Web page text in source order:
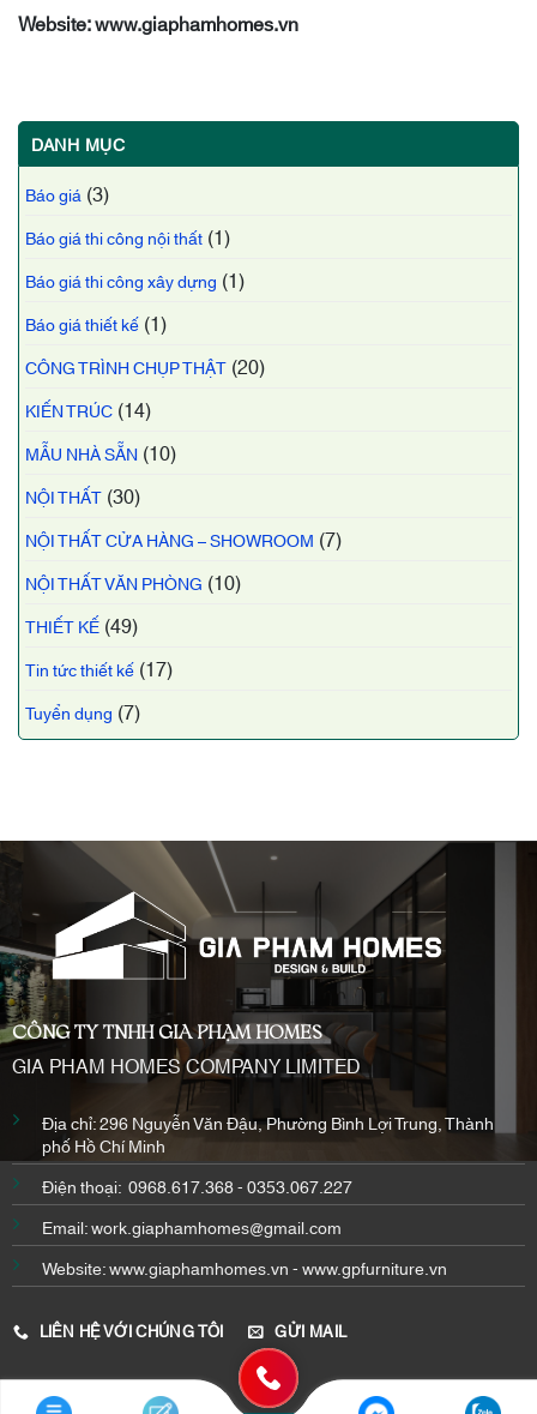
Website: www.giaphamhomes.vn
DANH MỤC
Báo giá (3)
Báo giá thi công nội thất (1)
Báo giá thi công xây dựng (1)
Báo giá thiết kế (1)
CÔNG TRÌNH CHỤP THẬT (20)
KIẾN TRÚC (14)
MẪU NHÀ SẴN (10)
NỘI THẤT (30)
NỘI THẤT CỬA HÀNG – SHOWROOM (7)
NỘI THẤT VĂN PHÒNG (10)
THIẾT KẾ (49)
Tin tức thiết kế (17)
Tuyển dụng (7)
CÔNG TY TNHH GIA PHẠM HOMES
GIA PHAM HOMES COMPANY LIMITED
Địa chỉ: 296 Nguyễn Văn Đậu, Phường Bình Lợi Trung, Thành
phố Hồ Chí Minh
Điện thoại: 0968.617.368 - 0353.067.227
Email: work.giaphamhomes@gmail.com
Website:www.giaphamhomes.vn - www.gpfurniture.vn
LIÊN HỆ VỚI CHÚNG TÔI GỬI MAIL